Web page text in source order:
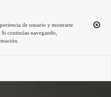
de usuario y mostrarte
continúas navegando,